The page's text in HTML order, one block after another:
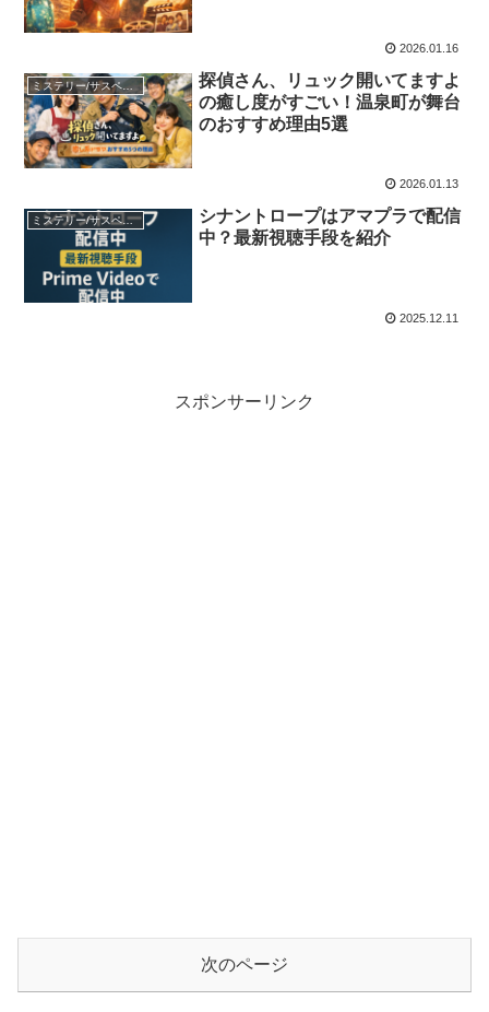
2026.01.16
ミステリー/サスペンス
探偵さん、リュック開いてますよ
の癒し度がすごい！温泉町が舞台
のおすすめ理由5選
2026.01.13
ミステリー/サスペンス
シナントロープはアマプラで配信
中？最新視聴手段を紹介
2025.12.11
スポンサーリンク
次のページ